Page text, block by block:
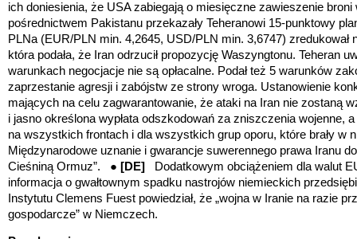
ich doniesienia, że USA zabiegają o miesięczne zawieszenie
pośrednictwem Pakistanu przekazały Teheranowi 15-punktowy
PLNa (EUR/PLN min. 4,2645, USD/PLN min. 3,6747) zredukował
która podała, że Iran odrzucił propozycję Waszyngtonu. Teheran
warunkach negocjacje nie są opłacalne. Podał też 5 warunków
zaprzestanie agresji i zabójstw ze strony wroga. Ustanowienie
mających na celu zagwarantowanie, że ataki na Iran nie zostaną
i jasno określona wypłata odszkodowań za zniszczenia wojenne,
na wszystkich frontach i dla wszystkich grup oporu, które brały w
Międzynarodowe uznanie i gwarancje suwerennego prawa Iranu
Cieśniną Ormuz”. ● [DE]
Dodatkowym obciążeniem dla walut
informacja o gwałtownym spadku nastrojów niemieckich
Instytutu Clemens Fuest powiedział, że „wojna w Iranie na razie
gospodarcze” w Niemczech.